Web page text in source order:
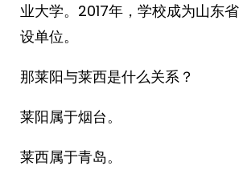
业大学。2017年，学校成为山东
设单位。
那莱阳与莱西是什么关系？
莱阳属于烟台。
莱西属于青岛。